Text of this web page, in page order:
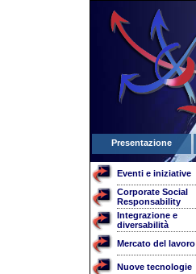
Presentazione
Eventi e iniziative
Corporate Social
Responsability
Integrazione e
diversabilità
Mercato del lavoro
Nuove tecnologie